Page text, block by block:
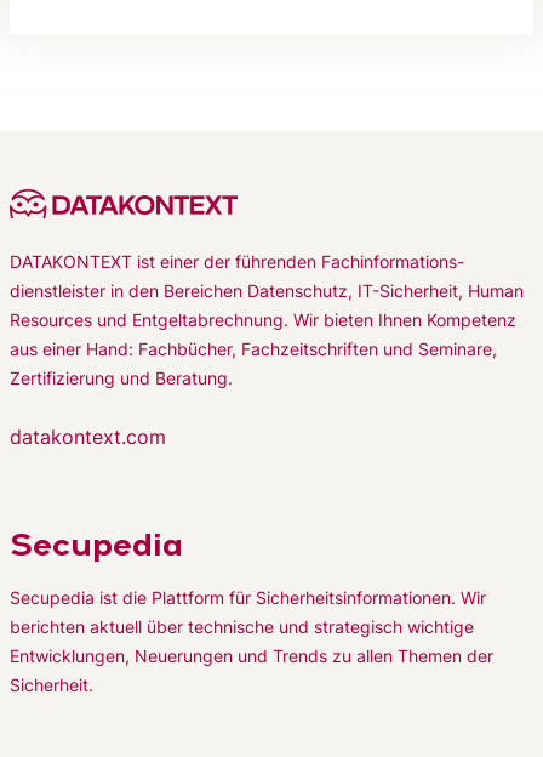
DATAKONTEXT ist einer der führenden Fachinformations-
dienstleister in den Bereichen Datenschutz, IT-Sicherheit, Human
Resources und Entgeltabrechnung. Wir bieten Ihnen Kompetenz
aus einer Hand: Fachbücher, Fachzeitschriften und Seminare,
Zertifizierung und Beratung.
datakontext.com
Secupedia
Secupedia ist die Plattform für Sicherheitsinformationen. Wir
berichten aktuell über technische und strategisch wichtige
Entwicklungen, Neuerungen und Trends zu allen Themen der
Sicherheit.